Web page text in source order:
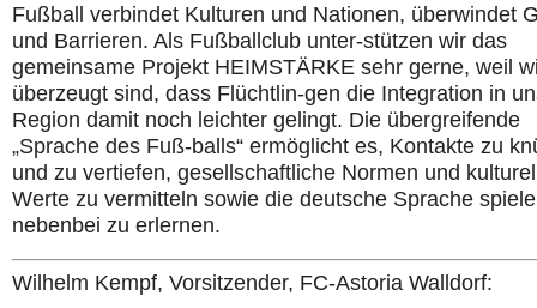
Fußball verbindet Kulturen und Nationen, überwindet
und Barrieren. Als Fußballclub unter-stützen wir das
gemeinsame Projekt HEIMSTÄRKE sehr gerne, weil
überzeugt sind, dass Flüchtlin-gen die Integration in
Region damit noch leichter gelingt. Die übergreifende
„Sprache des Fuß-balls“ ermöglicht es, Kontakte zu
und zu vertiefen, gesellschaftliche Normen und
Werte zu vermitteln sowie die deutsche Sprache
nebenbei zu erlernen.
Wilhelm Kempf, Vorsitzender, FC-Astoria Walldorf: